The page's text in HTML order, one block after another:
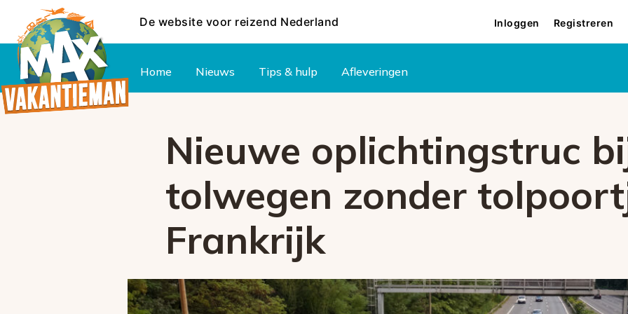
De website voor reizend Nederland Inloggen Registreren
Home Nieuws Tips & hulp Afleveringen
Nieuwe oplichtingstruc
tolwegen zonder
Frankrijk